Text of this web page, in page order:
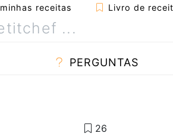
receitas Livro de
PERGUNTAS